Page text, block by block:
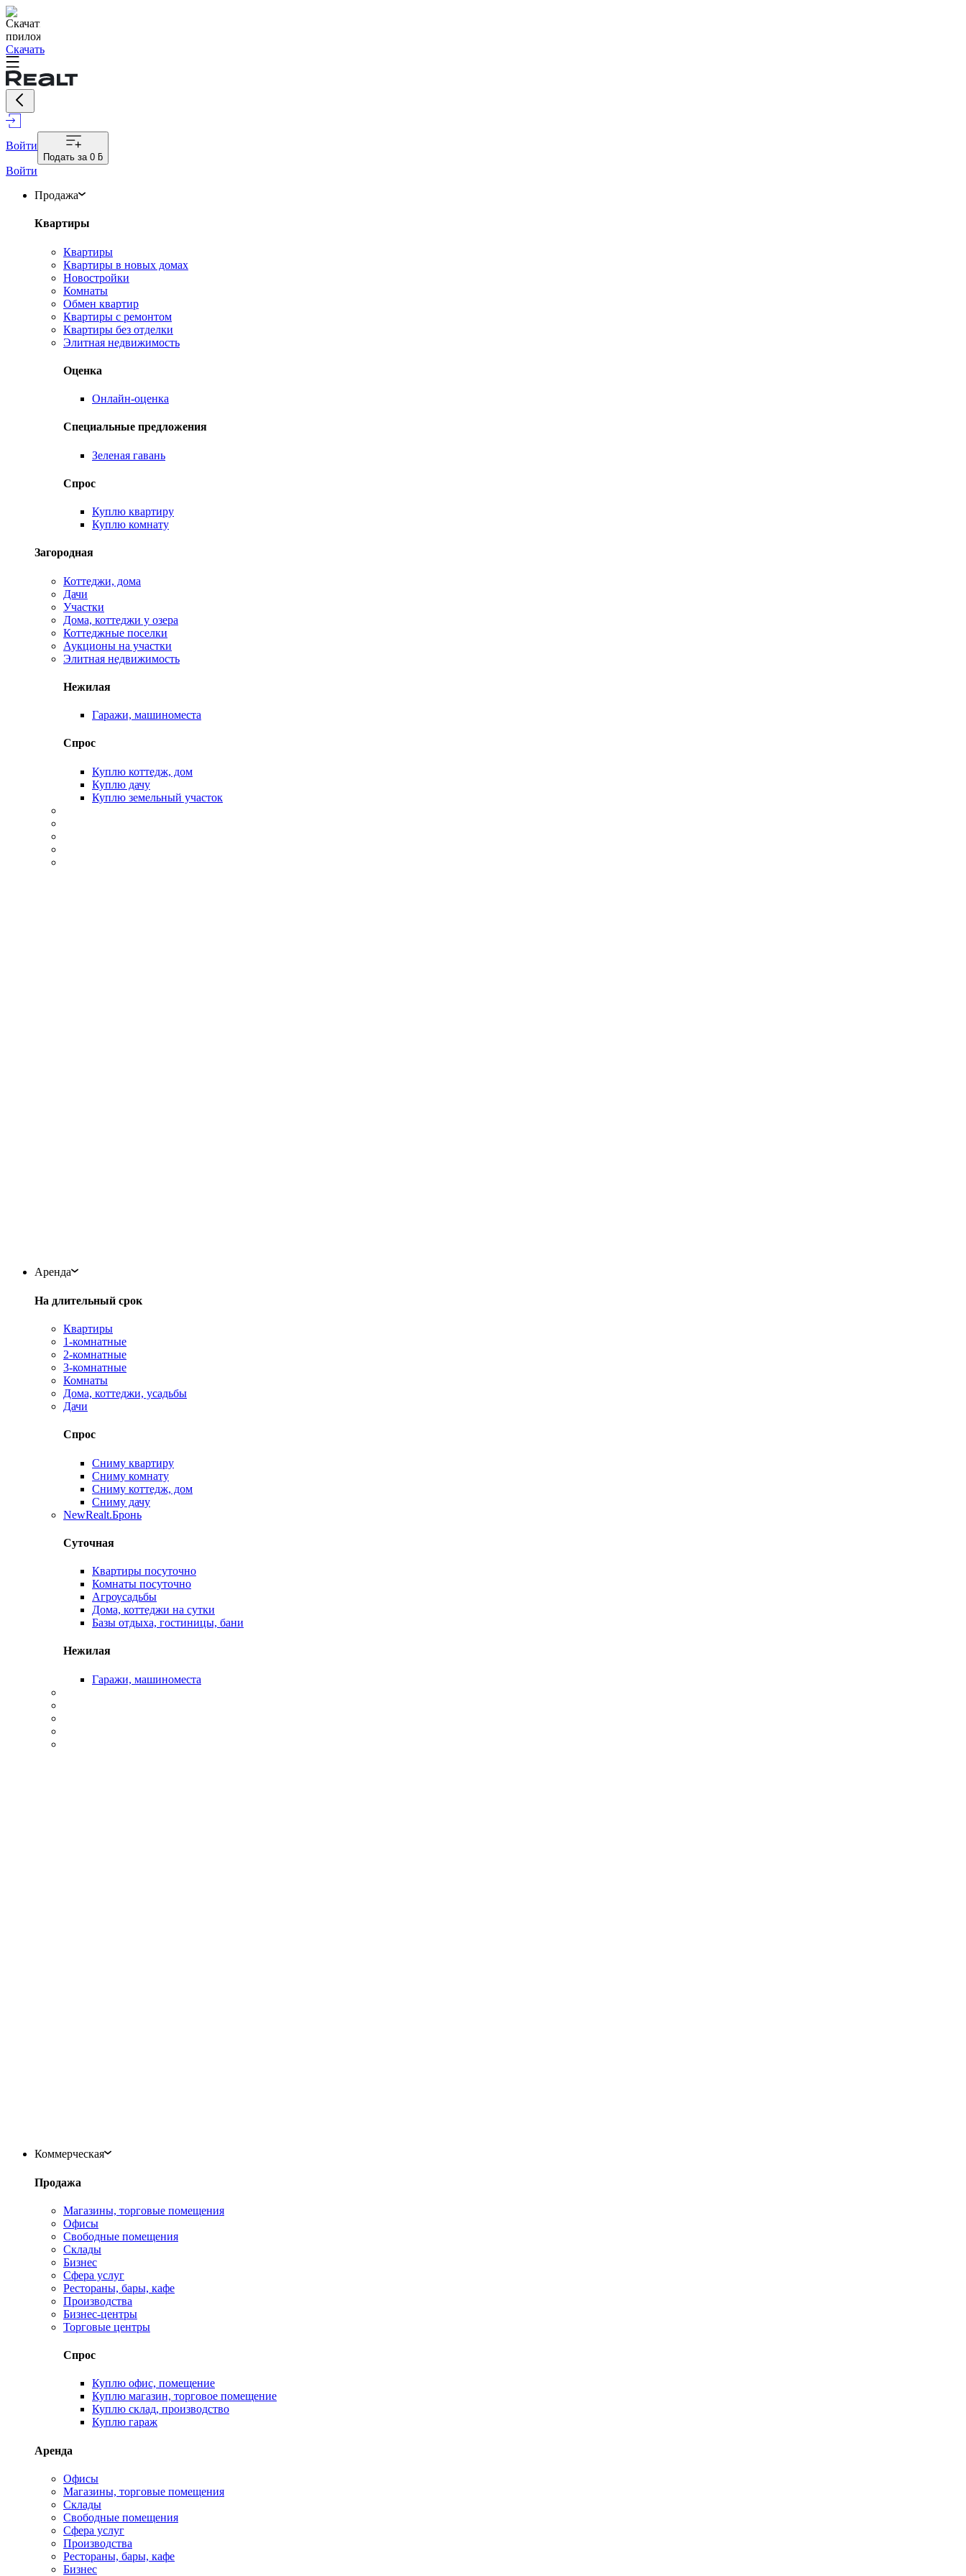
Скачать
Войти
Подать за 0 ƃ
Войти
Продажа
Квартиры
Квартиры
Квартиры в новых домах
Новостройки
Комнаты
Обмен квартир
Квартиры с ремонтом
Квартиры без отделки
Элитная недвижимость
Оценка
Онлайн-оценка
Специальные предложения
Зеленая гавань
Спрос
Куплю квартиру
Куплю комнату
Загородная
Коттеджи, дома
Дачи
Участки
Дома, коттеджи у озера
Коттеджные поселки
Аукционы на участки
Элитная недвижимость
Нежилая
Гаражи, машиноместа
Спрос
Куплю коттедж, дом
Куплю дачу
Куплю земельный участок
Аренда
На длительный срок
Квартиры
1-комнатные
2-комнатные
3-комнатные
Комнаты
Дома, коттеджи, усадьбы
Дачи
Спрос
Сниму квартиру
Сниму комнату
Сниму коттедж, дом
Сниму дачу
NewRealt.Бронь
Суточная
Квартиры посуточно
Комнаты посуточно
Агроусадьбы
Дома, коттеджи на сутки
Базы отдыха, гостиницы, бани
Нежилая
Гаражи, машиноместа
Коммерческая
Продажа
Магазины, торговые помещения
Офисы
Свободные помещения
Склады
Бизнес
Сфера услуг
Рестораны, бары, кафе
Производства
Бизнес-центры
Торговые центры
Спрос
Куплю офис, помещение
Куплю магазин, торговое помещение
Куплю склад, производство
Куплю гараж
Аренда
Офисы
Магазины, торговые помещения
Склады
Свободные помещения
Сфера услуг
Производства
Рестораны, бары, кафе
Бизнес